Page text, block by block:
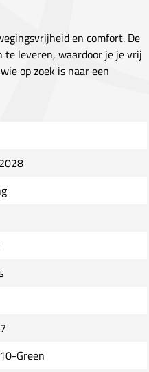
en comfort. De
te leveren, waardoor je je vrij
op zoek is naar een
Green